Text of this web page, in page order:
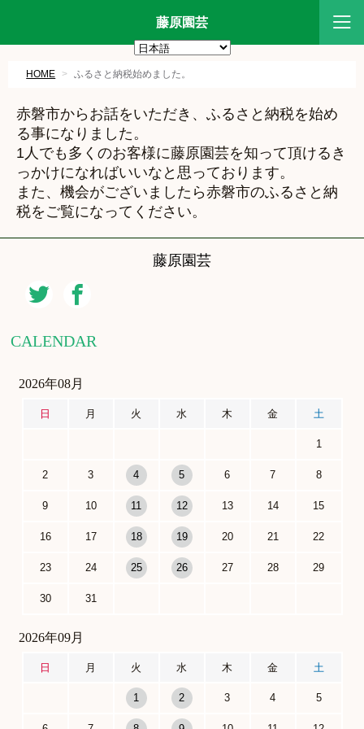
藤原園芸
HOME ふるさと納税始めました。
赤磐市からお話をいただき、ふるさと納税を始め
る事になりました。
1人でも多くのお客様に藤原園芸を知って頂けるき
っかけになればいいなと思っております。
また、機会がございましたら赤磐市のふるさと納
税をご覧になってください。
藤原園芸
CALENDAR
2026年08月
日 月 火 水 木 金 土
1
2 3 4 5 6 7 8
9 10 11 12 13 14 15
16 17 18 19 20 21 22
23 24 25 26 27 28 29
30 31
2026年09月
日 月 火 水 木 金 土
1 2 3 4 5